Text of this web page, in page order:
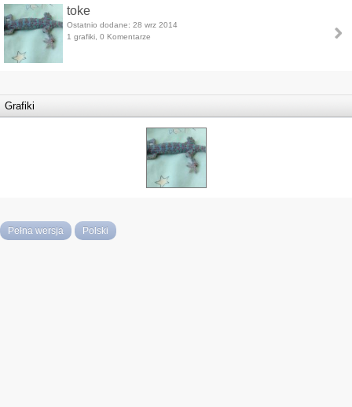
toke
Ostatnio dodane: 28 wrz 2014
1 grafiki, 0 Komentarze
Grafiki
Pełna wersja Polski